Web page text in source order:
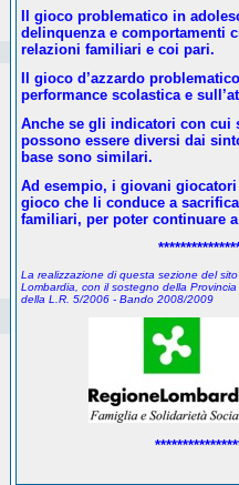
Il gioco problematico in
delinquenza e comportamenti
relazioni familiari e coi pari.
Il gioco d’azzardo
performance scolastica e
Anche se gli indicatori con cui
possono essere diversi dai
base sono similari.
Ad esempio, i giovani
gioco che li conduce a
familiari, per poter continuare a
La realizzazione di questa sezione del
Lombardia, con il sostegno della
della L.R. 5/2006 - Bando 2008/2009